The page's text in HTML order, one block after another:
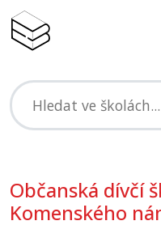
Občanská dívčí
Komenského